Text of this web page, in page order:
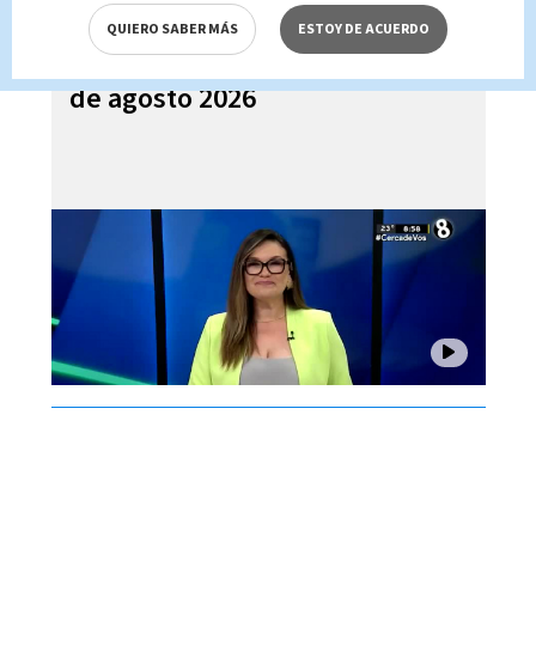
Noticias Telediario Estelar, 07
de agosto 2026
QUIERO SABER MÁS ESTOY DE ACUERDO